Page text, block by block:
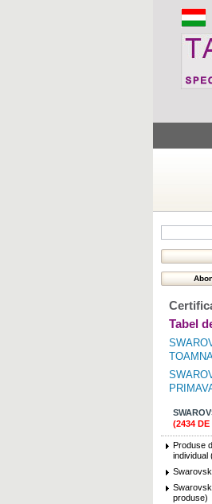
Tabel
(2434 DE
Produse
individual
produse)